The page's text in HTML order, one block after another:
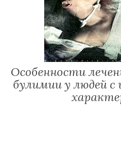
Особенности
булимии у людей